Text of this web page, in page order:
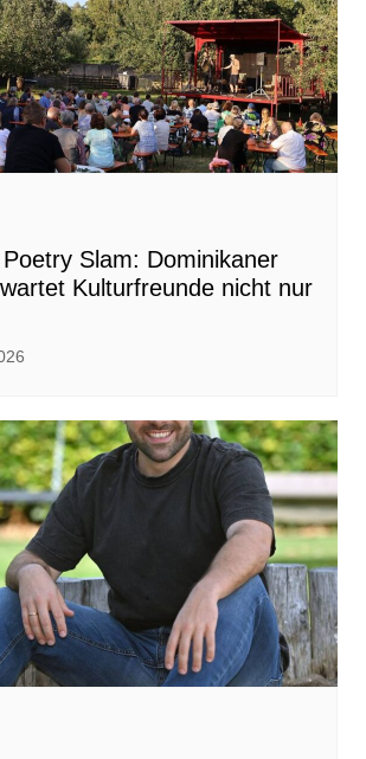
Slam: Dominikaner
Kulturfreunde nicht nur